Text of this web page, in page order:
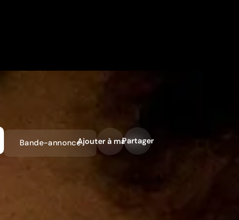
Bande-annonceAjouter à ma liste
Partager